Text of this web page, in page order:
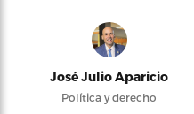
José Julio Aparicio
Política y derecho